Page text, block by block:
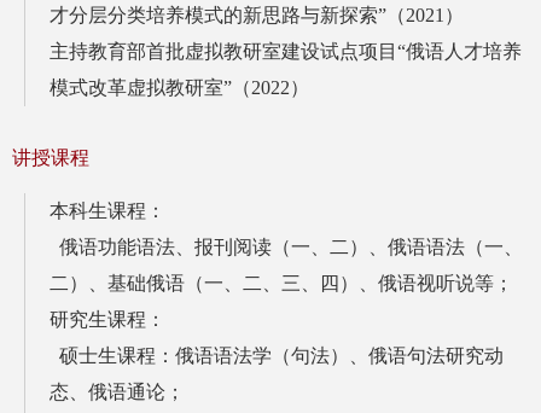
才分层分类培养模式的新思路与新探索”（2021）
主持教育部首批虚拟教研室建设试点项目“俄语人才培养
模式改革虚拟教研室”（2022）
讲授课程
本科生课程：
俄语功能语法、报刊阅读（一、二）、俄语语法（一、
二）、基础俄语（一、二、三、四）、俄语视听说等；
研究生课程：
硕士生课程：俄语语法学（句法）、俄语句法研究动
态、俄语通论；